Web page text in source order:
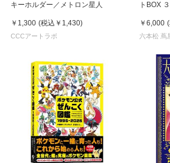
キーホルダー／メトロン星人
￥1,300 (税込 ￥1,430)
CCCアートラボ
トBOX
￥6,000
六本松 蔦